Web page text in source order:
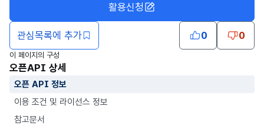
관심목록에 추가
활용신청
0 0
이 페이지의 구성
오픈API 상세
오픈 API 정보
이용 조건 및 라이선스 정보
참고문서